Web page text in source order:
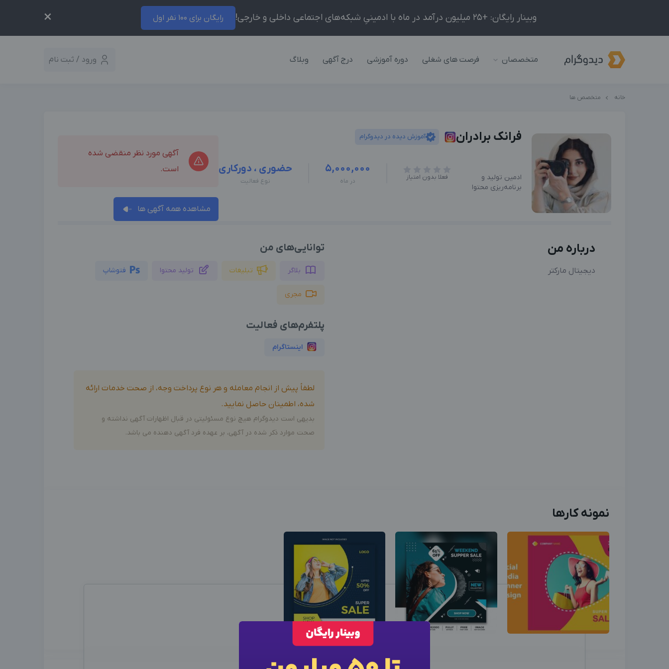
وبینار رایگان: +25 میلیون درآمد در ماه با ادمینیِ شبکه‌های اجتماعی داخلی و خارجی! رایگان برای 100 نفر اول ×
متخصصان فرصت های شغلی دوره آموزشی درج آگهی وبلاگ ورود / ثبت نام
خانه متخصص ها
فرانک برادران آموزش دیده در دیدوگرام
ادمین تولید و
برنامه‌ریزی محتوا
فعلا بدون امتیاز
5,000,000
در ماه
حضوری ، دورکاری
نوع فعالیت
آگهی مورد نظر منقضی شده
است.
مشاهده همه آگهی ها
درباره من
دیجیتال مارکتر
توانایی‌های من
بلاگر تبلیغات تولید محتوا فتوشاپ
مجری
پلتفرم‌های فعالیت
اینستاگرام
لطفاً پیش از انجام معامله و هر نوع پرداخت وجه، از صحت خدمات ارائه
شده، اطمینان حاصل نمایید.
بدیهی است دیدوگرام هیچ نوع مسئولیتی در قبال اظهارات آگهی نداشته و
صحت موارد ذکر شده در آگهی، بر عهده فرد آگهی دهنده می باشد.
این متخصص استخدام
نمونه کارها
ورود به حساب کاربری